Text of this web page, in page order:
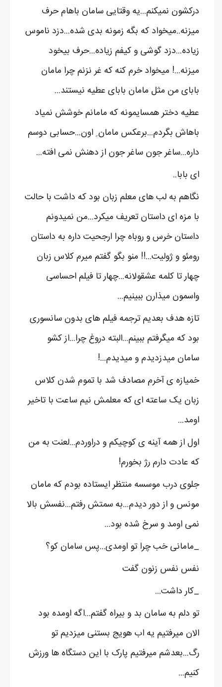
درکشون نمیکنم...یه وقتایی سامان باهام حرف
میزنه..میخواد که بگه زمونه بدی شده...دزد ناموس
زیاده...دزد گوشی و کیفم زیاده...حرف بیخود
میزنه...! میخواد خرم کنه که غر نزنم چرا مامان
بابای من مثل مامان بابای عطیه نیستند...
عطیه دختر همسایمونه که مامانم خوشش نمیاد
باهاش بگردم...برعکس مامان ِ اون...حسابی دوسم
داره...ساغر جون ساغر جون از دهنش نمی افته...
ای بابا..
نگاهم به لب های معلم زبان بود که داشت با حالت
با مزه ای داستان تعریف میکرد...من نمیدونم
داستان خرس و روباه چرا ارجحیت داره به داستان
رومئو و ژولیت...!! منو بگو گفتم میرم کلاس زبان
چهار تا کلمه عشقولانه...چهار تا فیلم احساسی
واسمون میذارن ببینیم...
تازه هدف بعدیم ترجمه فیلم های بدون سانسوری
بود که میگرفتم ببینم...البته دروغ چرا...از کشو
سامان میدزدیدم و میدیدم...!
خمیازه ی آخرم مصادف شد با تموم شدن کلاس
زبان یک ساعته ای که معلمش نیم ساعت با تاخیر
اومد...
اول از همه آینه ی کوچیکم و دراوردم...لعنت به من
که عادت دارم رژ بخورم!
جلوی درب موسسه منتظر ایستاده بودم که مامان
مونس و از دور دیدم...به سمتش رفتم...نفسش بالا
نمی اومد و سرخ شده بود...
_مامانی خب چرا تو اومدی...پس سامان کو؟
نفس نفس زنون گفت
_کار داشت...
تو دلم به سامان بد و بیراه گفتم...اگه اومده بود
الان میرفتیم یه اب هویج بستنی میزدیم تو
رگ...بعدشم میرفتیم پارک با این دستگاه ها ورزش
کنیم...